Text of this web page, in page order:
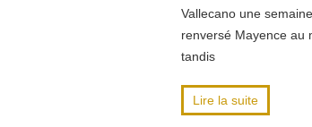
Vallecano une
renversé Mayence au
tandis
Lire la suite